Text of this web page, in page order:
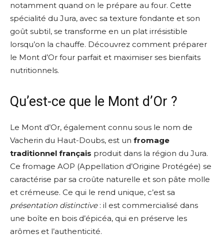
notamment quand on le prépare au four. Cette
spécialité du Jura, avec sa texture fondante et son
goût subtil, se transforme en un plat irrésistible
lorsqu’on la chauffe. Découvrez comment préparer
le Mont d’Or four parfait et maximiser ses bienfaits
nutritionnels.
Qu’est-ce que le Mont d’Or ?
Le Mont d’Or, également connu sous le nom de
Vacherin du Haut-Doubs, est un fromage
traditionnel français produit dans la région du Jura.
Ce fromage AOP (Appellation d’Origine Protégée) se
caractérise par sa croûte naturelle et son pâte molle
et crémeuse. Ce qui le rend unique, c’est sa
présentation distinctive: il est commercialisé dans
une boîte en bois d’épicéa, qui en préserve les
arômes et l’authenticité.